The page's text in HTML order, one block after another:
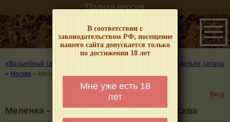
В соответствии с
законодательством РФ, посещение
нашего сайта допускается только
по достижении 18 лет
Мне уже есть 18
лет
Полная версия
«Волшебный табачок» – о табаке и курении
Где покурить кальян, сигары
» Москва » Меленка
Вход
Меленка - информация и отзывы. Москва